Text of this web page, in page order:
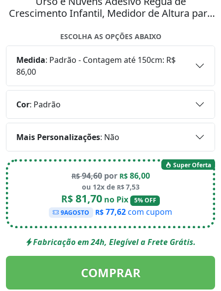
Crescimento Infantil, Medidor de Altura para
ESCOLHA AS OPÇÕES ABAIXO
Medida: Padrão - Contagem até 150cm: R$
86,00
Cor: Padrão
Mais Personalizações: Não
Super Oferta
R$94,60por R$ 86,00
ou 12x de R$7,53
R$81,70no Pix
5% OFF
9AGOSTO
R$ 77,62com cupom
Fabricação em 24h, Elegível a Frete Grátis.
COMPRAR